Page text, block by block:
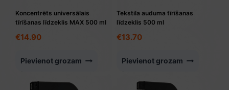
Koncentrēts universālais
tīrīšanas līdzeklis MAX 500 ml
€14.90
Pievienot grozam
Tekstila auduma tīrīšanas
līdzeklis 500 ml
€13.70
Pievienot grozam